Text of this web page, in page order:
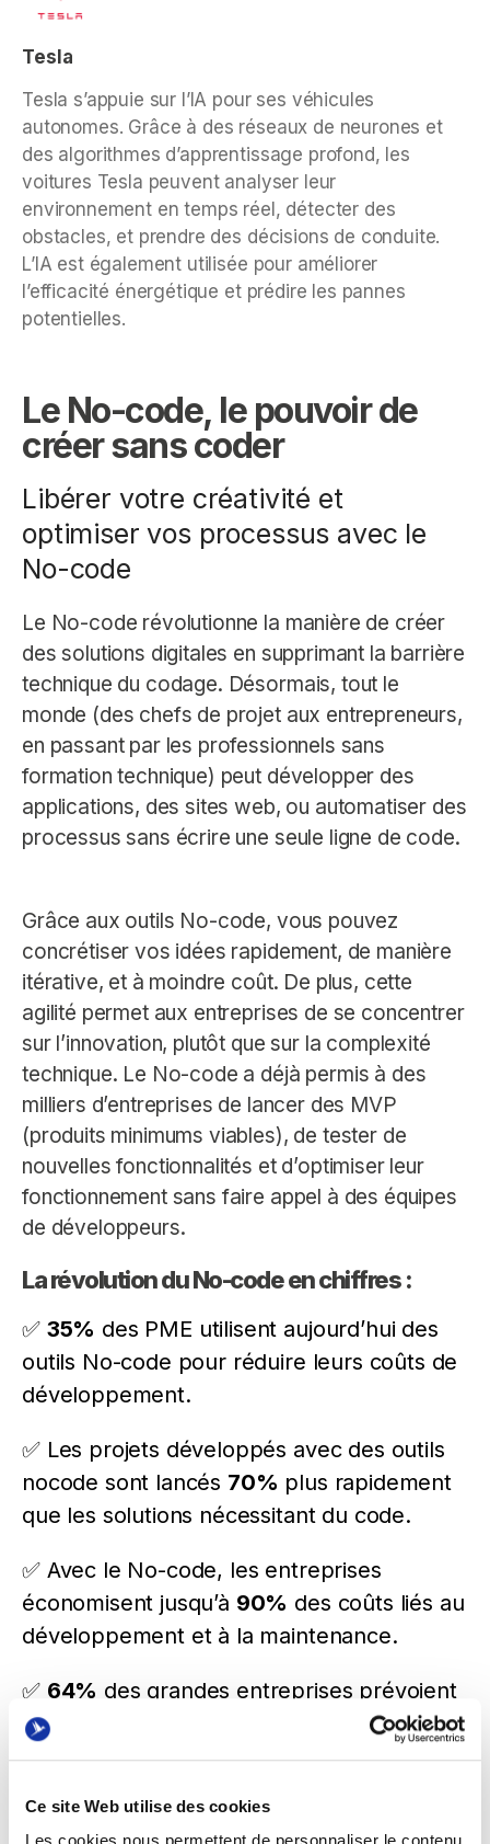
Ce site Web utilise des cookies
Tesla
Tesla s’appuie sur l’IA pour ses véhicules
autonomes. Grâce à des réseaux de neurones et
des algorithmes d’apprentissage profond, les
voitures Tesla peuvent analyser leur
environnement en temps réel, détecter des
obstacles, et prendre des décisions de conduite.
L’IA est également utilisée pour améliorer
l’efficacité énergétique et prédire les pannes
potentielles.
Le No-code, le pouvoir de
créer sans coder
Libérer votre créativité et
optimiser vos processus avec le
No-code
Le No-code révolutionne la manière de créer
des solutions digitales en supprimant la barrière
technique du codage. Désormais, tout le
monde (des chefs de projet aux entrepreneurs,
en passant par les professionnels sans
formation technique) peut développer des
applications, des sites web, ou automatiser des
processus sans écrire une seule ligne de code.
Grâce aux outils No-code, vous pouvez
concrétiser vos idées rapidement, de manière
itérative, et à moindre coût. De plus, cette
agilité permet aux entreprises de se concentrer
sur l’innovation, plutôt que sur la complexité
technique. Le No-code a déjà permis à des
milliers d’entreprises de lancer des MVP
(produits minimums viables), de tester de
nouvelles fonctionnalités et d’optimiser leur
fonctionnement sans faire appel à des équipes
de développeurs.
La révolution du No-code en chiffres :
✅ 35% des PME utilisent aujourd’hui des
outils No-code pour réduire leurs coûts de
développement.
✅ Les projets développés avec des outils
nocode sont lancés 70% plus rapidement
que les solutions nécessitant du code.
✅ Avec le No-code, les entreprises
économisent jusqu’à 90% des coûts liés au
développement et à la maintenance.
✅ 64% des grandes entreprises prévoient
d’adopter des solutions No-code d’ici 2025
pour accélérer leur transformation digitale.
✅ Les entreprises utilisant des outils No-